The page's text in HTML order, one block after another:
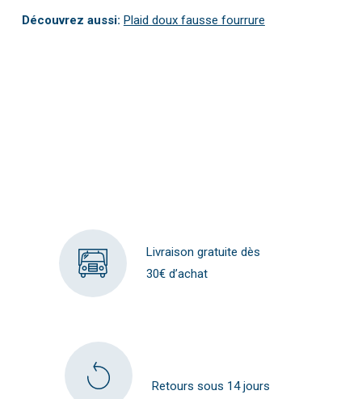
Découvrez aussi: Plaid doux fausse fourrure
Livraison gratuite dès
30€ d’achat
Retours sous 14 jours